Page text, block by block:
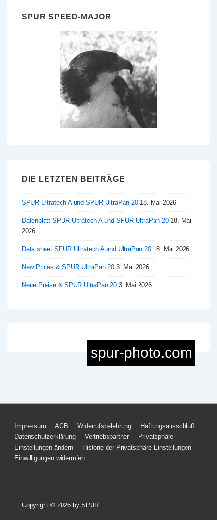
SPUR SPEED-MAJOR
DIE LETZTEN BEITRÄGE
SPUR Ultratech A und SPUR UltraPan 20 18. Mai 2026
Datenblatt SPUR Ultratech A und SPUR UltraPan 20 18. Mai
2026
Data sheet SPUR Ultratech A and UltraPan 20 18. Mai 2026
New Prices & SPUR UltraPan 20 3. Mai 2026
Neue Preise & SPUR UltraPan 20 3. Mai 2026
Footer-
Menü
Impressum AGB Widerrufsbelehrung
Haftungsausschluß
Datenschutzerklärung
Vertriebspartner
Privatsphäre-
Einstellungen ändern
Historie der Privatsphäre-Einstellungen
Einwilligungen widerrufen
Copyright © 2026 by SPUR